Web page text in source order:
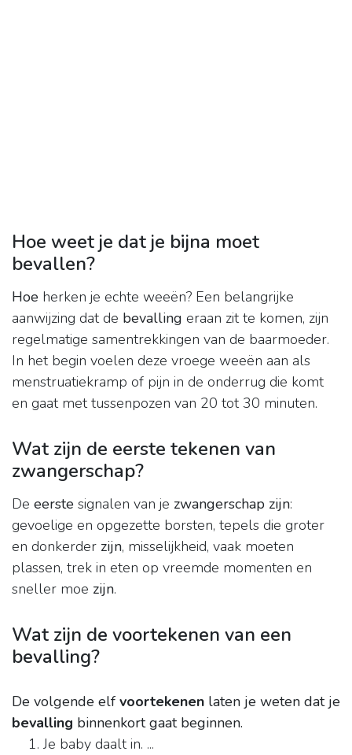
Hoe weet je dat je bijna moet
bevallen?
Hoe herken je echte weeën? Een belangrijke
aanwijzing dat de bevalling eraan zit te komen, zijn
regelmatige samentrekkingen van de baarmoeder.
In het begin voelen deze vroege weeën aan als
menstruatiekramp of pijn in de onderrug die komt
en gaat met tussenpozen van 20 tot 30 minuten.
Wat zijn de eerste tekenen van
zwangerschap?
De eerste signalen van je zwangerschap zijn:
gevoelige en opgezette borsten, tepels die groter
en donkerder zijn, misselijkheid, vaak moeten
plassen, trek in eten op vreemde momenten en
sneller moe zijn.
Wat zijn de voortekenen van een
bevalling?
De volgende elf voortekenen laten je weten dat je
bevalling binnenkort gaat beginnen.
Je baby daalt in. ...